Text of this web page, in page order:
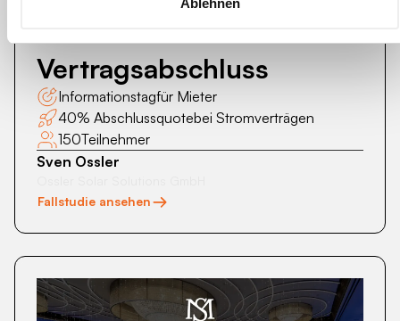
Vertragsabschluss
Informationstagfür Mieter
40% Abschlussquotebei Stromverträgen
150Teilnehmer
Sven Ossler
Fallstudie ansehen